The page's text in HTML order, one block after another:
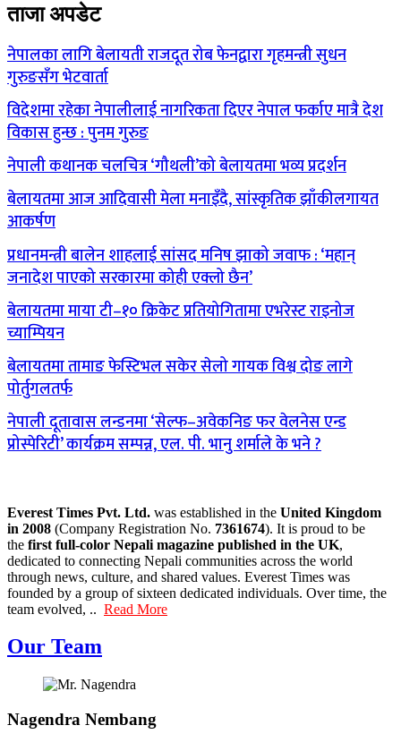
ताजा अपडेट
नेपालका लागि बेलायती राजदूत रोब फेनद्वारा गृहमन्त्री सुधन
गुरुङसँग भेटवार्ता
विदेशमा रहेका नेपालीलाई नागरिकता दिएर नेपाल फर्काए मात्रै देश
विकास हुन्छ : पुनम गुरुङ
नेपाली कथानक चलचित्र ‘गौथली’को बेलायतमा भव्य प्रदर्शन
बेलायतमा आज आदिवासी मेला मनाइँदै, सांस्कृतिक झाँकीलगायत
आकर्षण
प्रधानमन्त्री बालेन शाहलाई सांसद मनिष झाको जवाफ : ‘महान्
जनादेश पाएको सरकारमा कोही एक्लो छैन’
बेलायतमा माया टी–१० क्रिकेट प्रतियोगितामा एभरेस्ट राइनोज
च्याम्पियन
बेलायतमा तामाङ फेस्टिभल सकेर सेलो गायक विश्व दोङ लागे
पोर्तुगलतर्फ
नेपाली दूतावास लन्डनमा ‘सेल्फ–अवेकनिङ फर वेलनेस एन्ड
प्रोस्पेरिटी’ कार्यक्रम सम्पन्न, एल. पी. भानु शर्माले के भने ?
Everest Times Pvt. Ltd. was established in the United Kingdom
in 2008 (Company Registration No. 7361674). It is proud to be
the first full-color Nepali magazine published in the UK,
dedicated to connecting Nepali communities across the world
through news, culture, and shared values. Everest Times was
founded by a group of sixteen dedicated individuals. Over time, the
team evolved, .. Read More
Our Team
Nagendra Nembang